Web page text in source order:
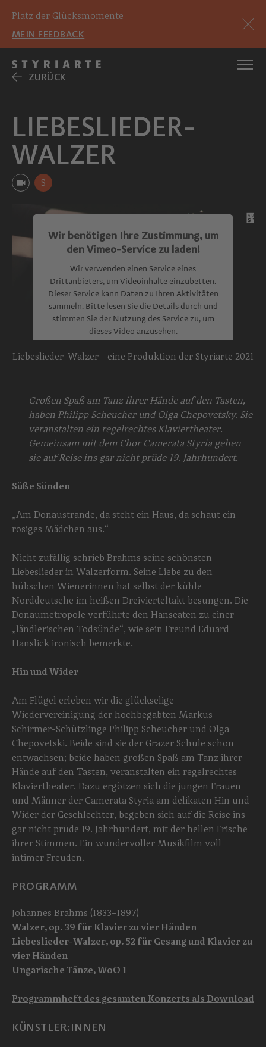
Platz der Glücksmomente
MEIN FEEDBACK
ZURÜCK
LIEBESLIEDER-
WALZER
S
Wir benötigen Ihre Zustimmung, um
den Vimeo-Service zu laden!
Wir verwenden einen Service eines
Drittanbieters, um Videoinhalte einzubetten.
Dieser Service kann Daten zu Ihren Aktivitäten
sammeln. Bitte lesen Sie die Details durch und
stimmen Sie der Nutzung des Service zu, um
dieses Video anzusehen.
Mehr Informationen
powered byUsercentrics Consent
Management Platform
Liebeslieder-Walzer - eine Produktion der Styriarte 2021
Großen Spaß am Tanz ihrer Hände auf den Tasten,
haben Philipp Scheucher und Olga Chepovetsky. Sie
veranstalten ein regelrechtes Klaviertheater.
Gemeinsam mit dem Chor Camerata Styria gehen
sie auf Reise ins gar nicht prüde 19. Jahrhundert.
Süße Sünden
„Am Donaustrande, da steht ein Haus, da schaut ein
rosiges Mädchen aus.“
Nicht zufällig schrieb Brahms seine schönsten
Liebeslieder in Walzerform. Seine Liebe zu den
hübschen Wienerinnen hat selbst der kühle
Norddeutsche im heißen Dreivierteltakt besungen. Die
Donaumetropole verführte den Hanseaten zu einer
„ländlerischen Todsünde“, wie sein Freund Eduard
Hanslick ironisch bemerkte.
Hin und Wider
Am Flügel erleben wir die glückselige
Wiedervereinigung der hochbegabten Markus-
Schirmer-Schützlinge Philipp Scheucher und Olga
Chepovetski. Beide sind sie der Grazer Schule schon
entwachsen; beide haben großen Spaß am Tanz ihrer
Hände auf den Tasten, veranstalten ein regelrechtes
Klaviertheater. Dazu ergötzen sich die jungen Frauen
und Männer der Camerata Styria am delikaten Hin und
Wider der Geschlechter, begeben sich auf die Reise ins
gar nicht prüde 19. Jahrhundert, mit der hellen Frische
ihrer Stimmen. Ein wundervoller Musikfilm voll
intimer Freuden.
PROGRAMM
Johannes Brahms (1833–1897)
Walzer, op. 39 für Klavier zu vier Händen
Liebeslieder-Walzer, op. 52 für Gesang und Klavier zu
vier Händen
Ungarische Tänze, WoO 1
Programmheft des gesamten Konzerts als Download
KÜNSTLER:INNEN